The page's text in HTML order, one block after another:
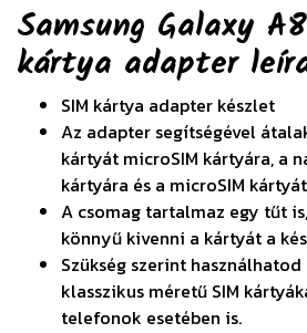
Samsung Galaxy
kártya adapter
SIM kártya adapter készlet
Az adapter segítségével
kártyát microSIM kártyára, a
kártyára és a microSIM
A csomag tartalmaz egy tűt
könnyű kivenni a kártyát a
Szükség szerint
klasszikus méretű SIM
telefonok esetében is.